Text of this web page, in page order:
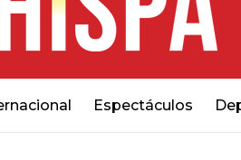
Espectáculos